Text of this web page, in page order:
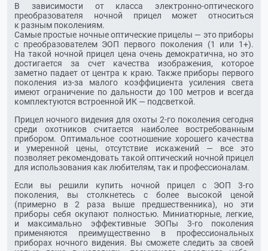
В зависимости от класса электронно-оптического
преобразователя ночной прицел может относиться
к разным поколениям.
Самые простые ночные оптические прицелы — это приборы
с преобразователем ЭОП первого поколения (1 или 1+).
На такой ночной прицел цена очень демократична, но это
достигается за счет качества изображения, которое
заметно падает от центра к краю. Также приборы первого
поколения из-за малого коэффициента усиления света
имеют ограничение по дальности до 100 метров и всегда
комплектуются встроенной ИК — подсветкой.
Прицел ночного видения для охоты 2-го поколения сегодня
среди охотников считается наиболее востребованным
прибором. Оптимальное соотношение хорошего качества
и умеренной цены, отсутствие искажений — все это
позволяет рекомендовать такой оптический ночной прицел
для использования как любителям, так и профессионалам.
Если вы решили купить ночной прицел с ЭОП 3-го
поколения, вы столкнетесь с более высокой ценой
(примерно в 2 раза выше предшественника), но эти
приборы себя окупают полностью. Миниатюрные, легкие,
и максимально эффективные ЭОПы 3-гопоколения
применяются преимущественно в профессиональных
приборах ночного видения. Вы сможете следить за своей